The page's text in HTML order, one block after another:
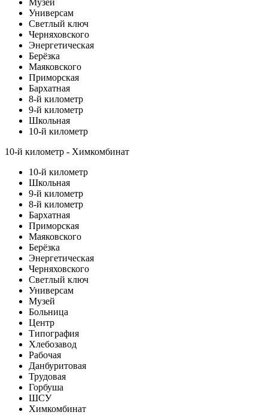
Музей
Универсам
Светлый ключ
Черняховского
Энергетическая
Берёзка
Маяковского
Приморская
Бархатная
8-й километр
9-й километр
Школьная
10-й километр
10-й километр - Химкомбинат
10-й километр
Школьная
9-й километр
8-й километр
Бархатная
Приморская
Маяковского
Берёзка
Энергетическая
Черняховского
Светлый ключ
Универсам
Музей
Больница
Центр
Типография
Хлебозавод
Рабочая
Данбуритовая
Трудовая
Горбуша
ШСУ
Химкомбинат